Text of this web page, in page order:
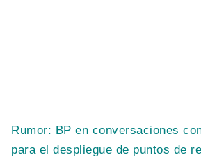
Rumor: BP en conversaciones
para el despliegue de puntos de